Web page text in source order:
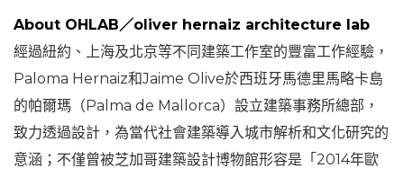
About OHLAB／oliver hernaiz architecture lab
經過紐約、上海及北京等不同建築工作室的豐富工作經驗，
Paloma Hernaiz和Jaime Olive於西班牙馬德里馬略卡島
的帕爾瑪（Palma de Mallorca）設立建築事務所總部，
致力透過設計，為當代社會建築導入城市解析和文化研究的
意涵；不僅曾被芝加哥建築設計博物館形容是「2014年歐